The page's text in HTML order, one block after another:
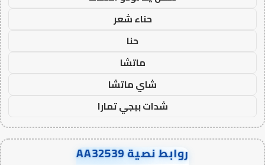
حناء شعر
حنا
ماتشا
شاي ماتشا
شدات ببجي تمارا
روابط نصية AA32539